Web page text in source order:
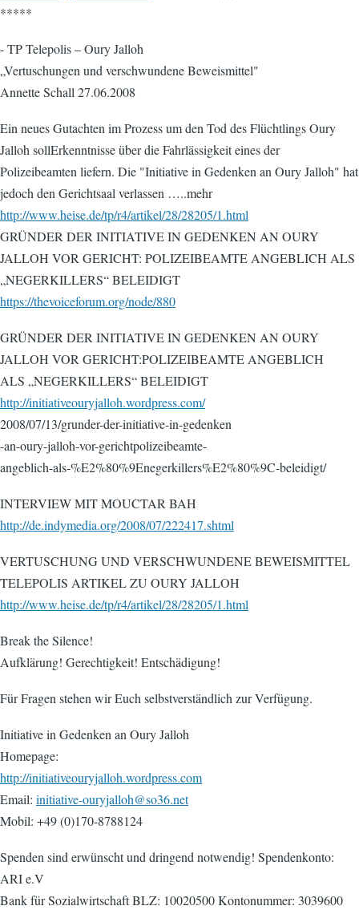
*****
- TP Telepolis – Oury Jalloh
„Vertuschungen und verschwundene Beweismittel"
Annette Schall 27.06.2008
Ein neues Gutachten im Prozess um den Tod des Flüchtlings Oury
Jalloh sollErkenntnisse über die Fahrlässigkeit eines der
Polizeibeamten liefern. Die "Initiative in Gedenken an Oury Jalloh" hat
jedoch den Gerichtsaal verlassen …..mehr
http://www.heise.de/tp/r4/artikel/28/28205/1.html
GRÜNDER DER INITIATIVE IN GEDENKEN AN OURY
JALLOH VOR GERICHT: POLIZEIBEAMTE ANGEBLICH ALS
„NEGERKILLERS“ BELEIDIGT
https://thevoiceforum.org/node/880
GRÜNDER DER INITIATIVE IN GEDENKEN AN OURY
JALLOH VOR GERICHT:POLIZEIBEAMTE ANGEBLICH
ALS „NEGERKILLERS“ BELEIDIGT
http://initiativeouryjalloh.wordpress.com/
2008/07/13/grunder-der-initiative-in-gedenken
-an-oury-jalloh-vor-gerichtpolizeibeamte-
angeblich-als-%E2%80%9Enegerkillers%E2%80%9C-beleidigt/
INTERVIEW MIT MOUCTAR BAH
http://de.indymedia.org/2008/07/222417.shtml
VERTUSCHUNG UND VERSCHWUNDENE BEWEISMITTEL
TELEPOLIS ARTIKEL ZU OURY JALLOH
http://www.heise.de/tp/r4/artikel/28/28205/1.html
Break the Silence!
Aufklärung! Gerechtigkeit! Entschädigung!
Für Fragen stehen wir Euch selbstverständlich zur Verfügung.
Initiative in Gedenken an Oury Jalloh
Homepage:
http://initiativeouryjalloh.wordpress.com
Email: initiative-ouryjalloh@so36.net
Mobil: +49 (0)170-8788124
Spenden sind erwünscht und dringend notwendig! Spendenkonto:
ARI e.V
Bank für Sozialwirtschaft BLZ: 10020500 Kontonummer: 3039600